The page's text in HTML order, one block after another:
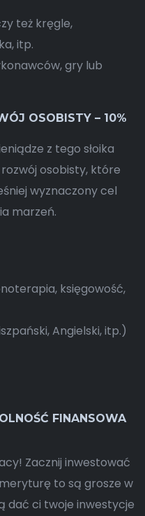
też kręgle,
itp.
gry lub
OSOBISTY – 10%
z tego słoika
osobisty, które
wyznaczony cel
marzeń.
księgowość,
Angielski, itp.)
FINANSOWA
Zacznij inwestować
to są grosze w
dać ci twoje inwestycje